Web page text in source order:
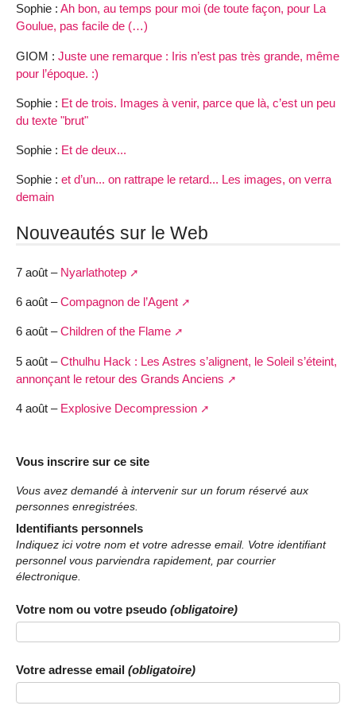
Sophie : Ah bon, au temps pour moi (de toute façon, pour La
Goulue, pas facile de (…)
GIOM : Juste une remarque : Iris n’est pas très grande, même
pour l’époque. :)
Sophie : Et de trois. Images à venir, parce que là, c’est un peu
du texte "brut"
Sophie : Et de deux...
Sophie : et d’un... on rattrape le retard... Les images, on verra
demain
Nouveautés sur le Web
7 août – Nyarlathotep
6 août –Compagnon de l’Agent
6 août –Children of the Flame
5 août –Cthulhu Hack : Les Astres s’alignent, le Soleil s’éteint,
annonçant le retour des Grands Anciens
4 août – Explosive Decompression
Vous inscrire sur ce site
Vous avez demandé à intervenir sur un forum réservé aux
personnes enregistrées.
Identifiants personnels
Indiquez ici votre nom et votre adresse email. Votre identifiant
personnel vous parviendra rapidement, par courrier
électronique.
Votre nom ou votre pseudo (obligatoire)
Votre adresse email (obligatoire)